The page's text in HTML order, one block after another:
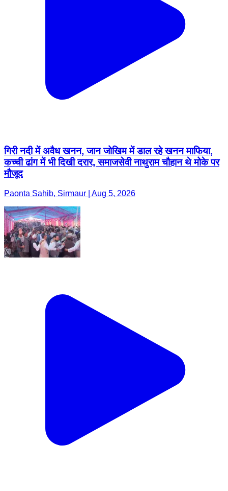
गिरी नदी में अवैध खनन, जान जोखिम में डाल रहे खनन माफिया,
कच्ची ढांग में भी दिखी दरार, समाजसेवी नाथुराम चौहान थे मोके पर
मौजूद
Paonta Sahib, Sirmaur | Aug 5, 2026